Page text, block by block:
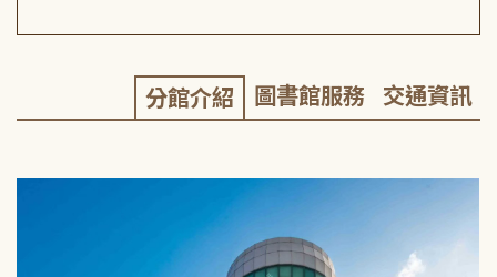
分館介紹 圖書館服務 交通資訊